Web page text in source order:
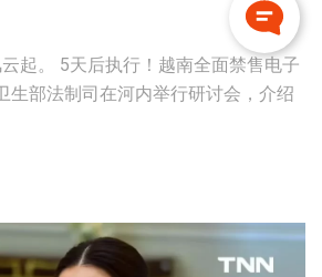
起。 5天后执行！越南全面禁售电子
生部法制司在河内举行研讨会，介绍